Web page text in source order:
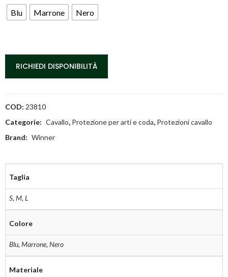
Blu Marrone Nero
RICHIEDI DISPONIBILITÀ
COD: 23810
Categorie: Cavallo, Protezione per arti e coda, Protezioni cavallo
Brand: Winner
Taglia
S, M, L
Colore
Blu, Marrone, Nero
Materiale